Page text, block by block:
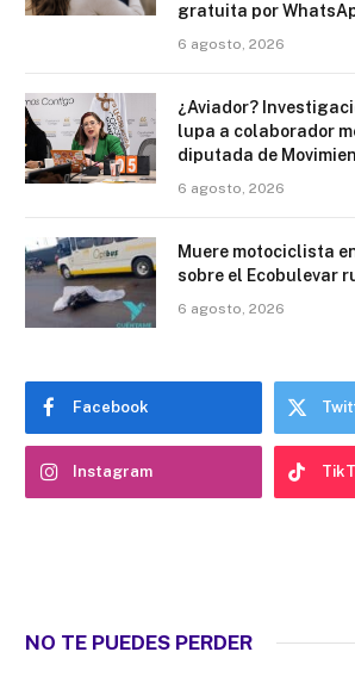
gratuita por
6 agosto, 2026
¿Aviador?
lupa a colaborador
diputada de
6 agosto, 2026
Muere motociclista
sobre el Ecobulevar
6 agosto, 2026
Facebook
Instagram
NO TE PUEDES PERDER